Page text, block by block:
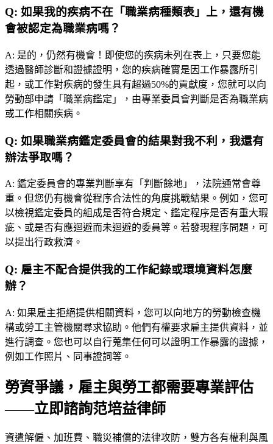
Q: 如果我的疾病不在「職業病種類表」上，還有機
會被認定為職業病嗎？
A: 是的，仍然有機會！即使您的疾病未列在表上，只要您能
透過醫師診斷和證據證明，您的疾病確實是因工作暴露所引
起，或工作對疾病的發生具有超過50%的貢獻度，您就可以向
勞動部申請「職業病鑑定」，由專業委員會判斷是否為職業病
或工作相關疾病。
Q: 如果職業病鑑定委員會的結果對我不利，我還有
辦法爭取嗎？
A: 鑑定委員會的專業判斷享有「判斷餘地」，法院通常會尊
重。但您仍有機會從程序合法性的角度挑戰結果。例如，您可
以檢視鑑定委員的組成是否符合規定、鑑定程序是否有重大瑕
疵、或是否有應迴避而未迴避的委員等。若發現程序問題，可
以提出行政救濟。
Q: 雇主不配合提供我的工作紀錄或環境資料怎麼
辦？
A: 如果雇主拒絕提供相關資料，您可以向地方的勞動檢查機
構或勞工主管機關尋求協助。他們有權要求雇主提供資料，並
進行調查。您也可以自行蒐集任何可以證明工作暴露的證據，
例如工作照片、同事證詞等。
勞資爭議，雇主與勞工都需要專業評估
——立即諮詢范培益律師
資遣解僱、加班費、職災補償的法律攻防，雙方各有權利與風